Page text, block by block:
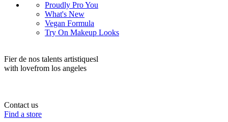
Proudly Pro You
What's New
Vegan Formula
Try On Makeup Looks
Fier de nos talents artistiquesl
with lovefrom los angeles
Contact us
Find a store